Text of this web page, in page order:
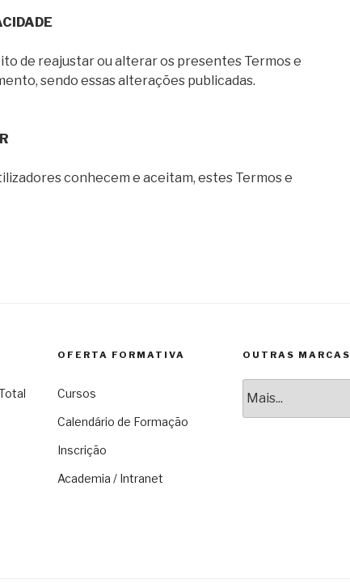
de reajustar ou alterar os presentes Termos e
sendo essas alterações publicadas.
conhecem e aceitam, estes Termos e
OFERTA FORMATIVA
Cursos
Calendário de Formação
Inscrição
Academia / Intranet
OUTRAS MARCAS